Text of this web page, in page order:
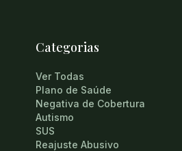
Categorias
Ver Todas
Plano de Saúde
Negativa de Cobertura
Autismo
SUS
Reajuste Abusivo